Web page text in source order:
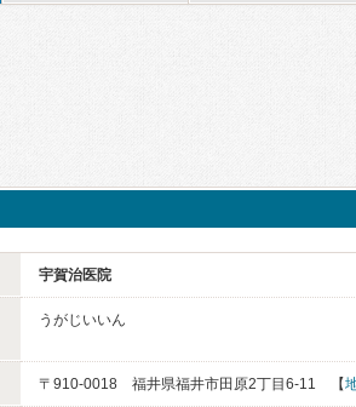
宇賀治医院
うがじいいん
〒910-0018 福井県福井市田原2丁目6-11 【